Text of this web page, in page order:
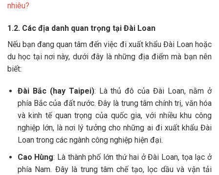
nhiêu?
1.2. Các địa danh quan trọng tại Đài Loan
Nếu bạn đang quan tâm đến việc đi xuất khẩu Đài Loan hoặc
du học tại nơi này, dưới đây là những địa điểm mà bạn nên
biết:
Đài Bắc (hay Taipei): Là thủ đô của Đài Loan, nằm ở
phía Bắc của đất nước. Đây là trung tâm chính trị, văn hóa
và kinh tế quan trọng của quốc gia, với nhiều khu công
nghiệp lớn, là nơi lý tưởng cho những ai đi xuất khẩu Đài
Loan trong các ngành công nghiệp hiện đại.
Cao Hùng: Là thành phố lớn thứ hai ở Đài Loan, tọa lạc ở
phía Nam. Đây là trung tâm chế tạo, lọc dầu và vận tải